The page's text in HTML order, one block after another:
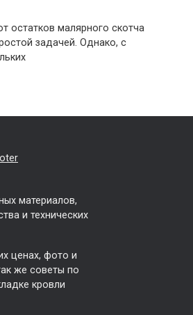
остатков малярного скотча
задачей. Однако, с
материалов,
и технических
ценах, фото и
же советы по
кровли